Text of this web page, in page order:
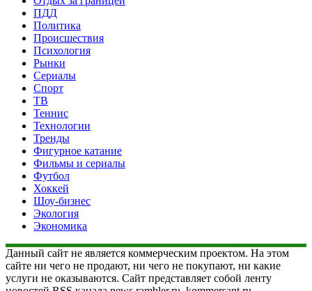
ПДД
Политика
Происшествия
Психология
Рынки
Сериалы
Спорт
ТВ
Теннис
Технологии
Тренды
Фигурное катание
Фильмы и сериалы
Футбол
Хоккей
Шоу-бизнес
Экология
Экономика
Данный сайт не является коммерческим проектом. На этом
сайте ни чего не продают, ни чего не покупают, ни какие
услуги не оказываются. Сайт представляет собой ленту